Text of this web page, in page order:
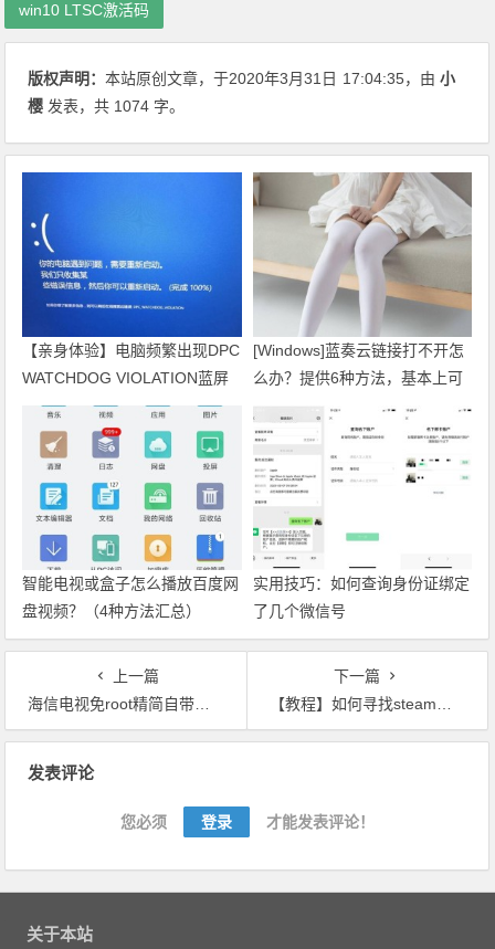
win10 LTSC激活码
版权声明：本站原创文章，于2020年3月31日 17:04:35，由小
樱 发表，共 1074 字。
【亲身体验】电脑频繁出现DPC
WATCHDOG VIOLATION蓝屏
怎么解决？
[Windows]蓝奏云链接打不开怎
么办？提供6种方法，基本上可
以解决所有问题
智能电视或盒子怎么播放百度网
盘视频？（4种方法汇总）
实用技巧：如何查询身份证绑定
了几个微信号
上一篇
海信电视免root精简自带应用，替换默认桌面【操作教程+软件】
下一篇
【教程】如何寻找steam限时免费游戏？自己动手，丰衣足食
发表评论
您必须 登录 才能发表评论！
关于本站